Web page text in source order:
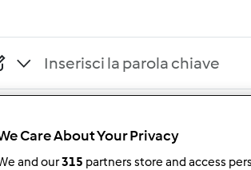
Ordina per:
I risultati più recenti
Care About Your Privacy
and our315 partners store and access